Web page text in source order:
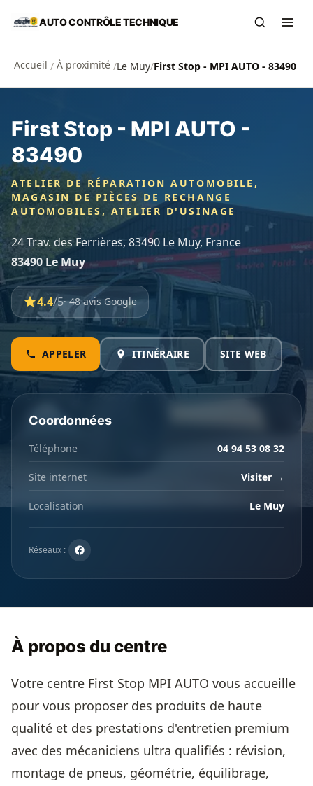
Aller au contenu principal
AUTO CONTRÔLE TECHNIQUE
Accueil / À proximité /Le Muy/First Stop - MPI AUTO - 83490
First Stop - MPI AUTO -
83490
ATELIER DE RÉPARATION AUTOMOBILE,
MAGASIN DE PIÈCES DE RECHANGE
AUTOMOBILES, ATELIER D'USINAGE
24 Trav. des Ferrières, 83490 Le Muy, France
83490 Le Muy
4.4/5· 48 avis Google
APPELER ITINÉRAIRE SITE WEB
Coordonnées
Téléphone 04 94 53 08 32
Site internet Visiter →
Localisation Le Muy
Réseaux :
À propos du centre
Votre centre First Stop MPI AUTO vous accueille
pour vous proposer des produits de haute
qualité et des prestations d'entretien premium
avec des mécaniciens ultra qualifiés : révision,
montage de pneus, géométrie, équilibrage,